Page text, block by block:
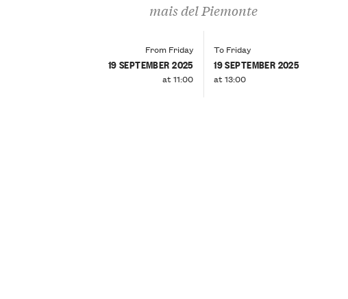
mais del Piemonte
From Friday
19 SEPTEMBER 2025
at 11:00
To Friday
19 SEPTEMBER 2025
at 13:00